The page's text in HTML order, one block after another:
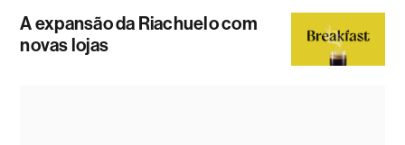
A expansão da Riachuelo com
novas lojas